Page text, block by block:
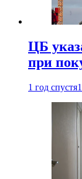
ЦБ
при
1 год спустя